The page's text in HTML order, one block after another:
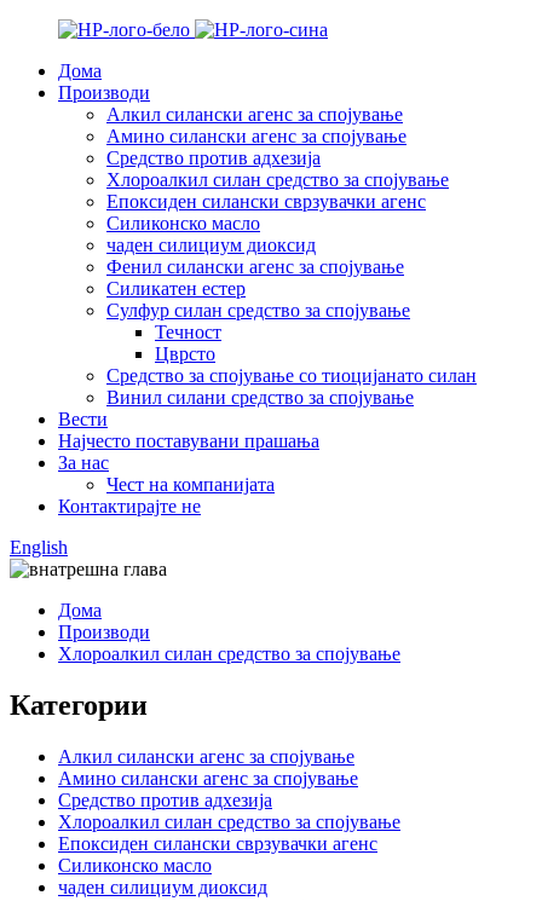
Дома
Производи
Алкил силански агенс за спојување
Амино силански агенс за спојување
Средство против адхезија
Хлороалкил силан средство за спојување
Епоксиден силански сврзувачки агенс
Силиконско масло
чаден силициум диоксид
Фенил силански агенс за спојување
Силикатен естер
Сулфур силан средство за спојување
Течност
Цврсто
Средство за спојување со тиоцијанато силан
Винил силани средство за спојување
Вести
Најчесто поставувани прашања
За нас
Чест на компанијата
Контактирајте не
English
Дома
Производи
Хлороалкил силан средство за спојување
Категории
Алкил силански агенс за спојување
Амино силански агенс за спојување
Средство против адхезија
Хлороалкил силан средство за спојување
Епоксиден силански сврзувачки агенс
Силиконско масло
чаден силициум диоксид